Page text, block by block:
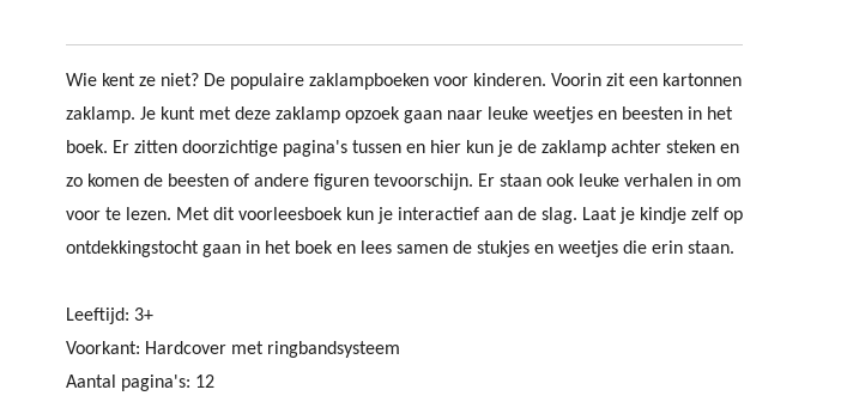
Wie kent ze niet? De populaire zaklampboeken voor kinderen. Voorin zit een kartonnen
zaklamp. Je kunt met deze zaklamp opzoek gaan naar leuke weetjes en beesten in het
boek. Er zitten doorzichtige pagina's tussen en hier kun je de zaklamp achter steken en
zo komen de beesten of andere figuren tevoorschijn. Er staan ook leuke verhalen in om
voor te lezen. Met dit voorleesboek kun je interactief aan de slag. Laat je kindje zelf op
ontdekkingstocht gaan in het boek en lees samen de stukjes en weetjes die erin staan.
Leeftijd: 3+
Voorkant: Hardcover met ringbandsysteem
Aantal pagina's: 12